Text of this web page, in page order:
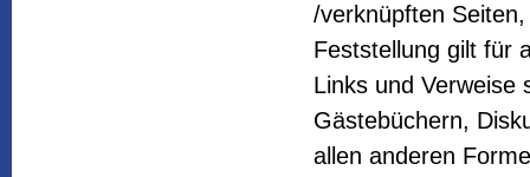
/verknüpften
Feststellung gilt für
Links und Verweise
Gästebüchern,
allen anderen